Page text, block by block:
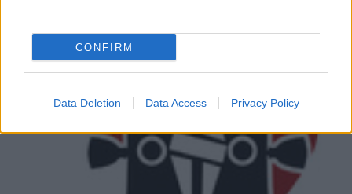
CONFIRM
Data Deletion Data Access Privacy Policy